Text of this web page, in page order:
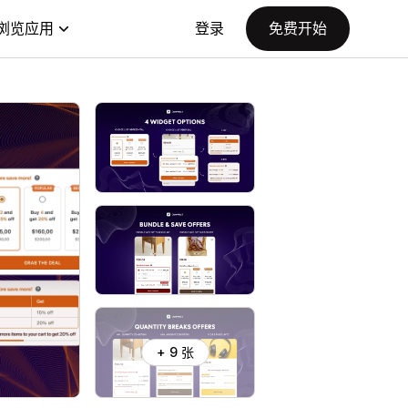
览应用 登录 免费开始
+ 9 张